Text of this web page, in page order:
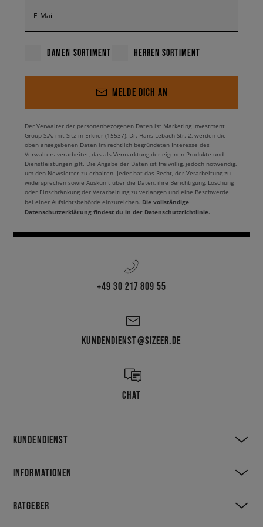
E-Mail
DAMEN SORTIMENT HERREN SORTIMENT
MELDE DICH AN
Der Verwalter der personenbezogenen Daten ist Marketing Investment
Group S.A. mit Sitz in Erkner (15537), Dr. Hans-Lebach-Str. 2, werden die
oben angegebenen Daten im rechtlich begründeten Interesse des
Verwalters verarbeitet, das als Vermarktung der eigenen Produkte und
Dienstleistungen gilt. Die Angabe der Daten ist freiwillig, jedoch notwendig,
um den Newsletter zu erhalten. Jeder hat das Recht, der Verarbeitung zu
widersprechen sowie Auskunft über die Daten, ihre Berichtigung, Löschung
oder Einschränkung der Verarbeitung zu verlangen und eine Beschwerde
bei einer Aufsichtsbehörde einzureichen. Die vollständige
Datenschutzerklärung findest du in der Datenschutzrichtlinie.
+49 30 217 809 55
KUNDENDIENST@SIZEER.DE
CHAT
KUNDENDIENST
INFORMATIONEN
RATGEBER